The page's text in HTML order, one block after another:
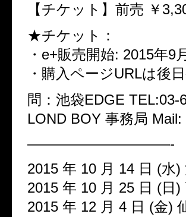
【チケット】前売 ￥
★チケット：
・e+販売開始: 2015年9
・購入ページURLは後
問：池袋EDGE TEL:03-
LOND BOY 事務局
——————————-
2015 年 10 月 14 日 (水)
2015 年 10 月 25 日 (日
2015 年 12 月 4 日 (金)